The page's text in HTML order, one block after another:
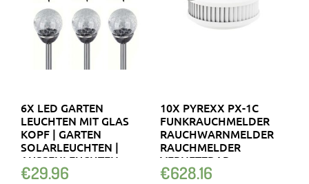
6X LED GARTEN
LEUCHTEN MIT GLAS
KOPF | GARTEN
SOLARLEUCHTEN |
AUSSENLEUCHTEN
€29.96
10X PYREXX PX-1C
FUNKRAUCHMELDER
RAUCHWARNMELDER
RAUCHMELDER
VERNETZBAR
€628.16